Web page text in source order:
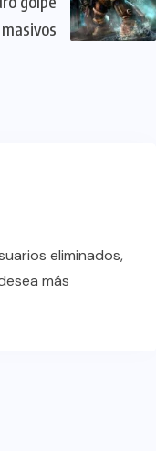
eliminados,
más